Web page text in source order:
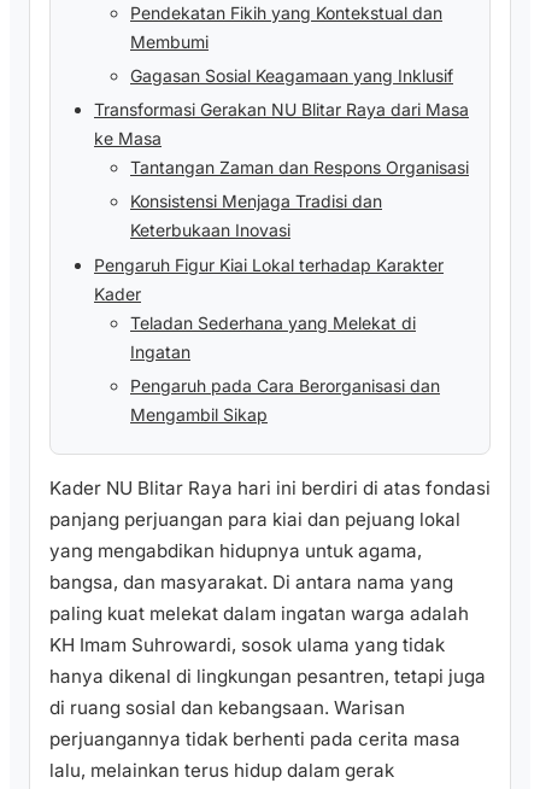
Pendekatan Fikih yang Kontekstual dan
Membumi
Gagasan Sosial Keagamaan yang Inklusif
Transformasi Gerakan NU Blitar Raya dari Masa
ke Masa
Tantangan Zaman dan Respons Organisasi
Konsistensi Menjaga Tradisi dan
Keterbukaan Inovasi
Pengaruh Figur Kiai Lokal terhadap Karakter
Kader
Teladan Sederhana yang Melekat di
Ingatan
Pengaruh pada Cara Berorganisasi dan
Mengambil Sikap
Kader NU Blitar Raya hari ini berdiri di atas fondasi
panjang perjuangan para kiai dan pejuang lokal
yang mengabdikan hidupnya untuk agama,
bangsa, dan masyarakat. Di antara nama yang
paling kuat melekat dalam ingatan warga adalah
KH Imam Suhrowardi, sosok ulama yang tidak
hanya dikenal di lingkungan pesantren, tetapi juga
di ruang sosial dan kebangsaan. Warisan
perjuangannya tidak berhenti pada cerita masa
lalu, melainkan terus hidup dalam gerak